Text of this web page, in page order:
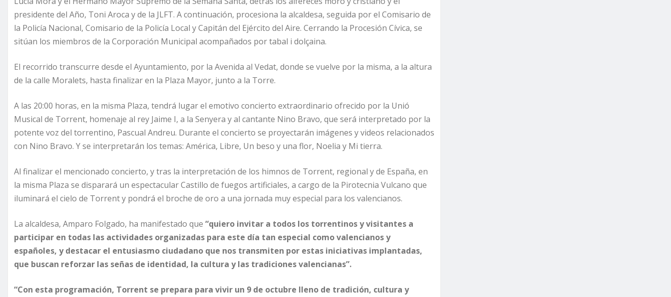
presidente del Año, Toni Aroca y de la JLFT. A continuación, procesiona la alcaldesa, seguida por el Comisario de
la Policía Nacional, Comisario de la Policía Local y Capitán del Ejército del Aire. Cerrando la Procesión Cívica, se
sitúan los miembros de la Corporación Municipal acompañados por tabal i dolçaina.
El recorrido transcurre desde el Ayuntamiento, por la Avenida al Vedat, donde se vuelve por la misma, a la altura
de la calle Moralets, hasta finalizar en la Plaza Mayor, junto a la Torre.
A las 20:00 horas, en la misma Plaza, tendrá lugar el emotivo concierto extraordinario ofrecido por la Unió
Musical de Torrent, homenaje al rey Jaime I, a la Senyera y al cantante Nino Bravo, que será interpretado por la
potente voz del torrentino, Pascual Andreu. Durante el concierto se proyectarán imágenes y videos relacionados
con Nino Bravo. Y se interpretarán los temas: América, Libre, Un beso y una flor, Noelia y Mi tierra.
Al finalizar el mencionado concierto, y tras la interpretación de los himnos de Torrent, regional y de España, en
la misma Plaza se disparará un espectacular Castillo de fuegos artificiales, a cargo de la Pirotecnia Vulcano que
iluminará el cielo de Torrent y pondrá el broche de oro a una jornada muy especial para los valencianos.
La alcaldesa, Amparo Folgado, ha manifestado que “quiero invitar a todos los torrentinos y visitantes a
participar en todas las actividades organizadas para este día tan especial como valencianos y
españoles, y destacar el entusiasmo ciudadano que nos transmiten por estas iniciativas implantadas,
que buscan reforzar las señas de identidad, la cultura y las tradiciones valencianas”.
“Con esta programación, Torrent se prepara para vivir un 9 de octubre lleno de tradición, cultura y